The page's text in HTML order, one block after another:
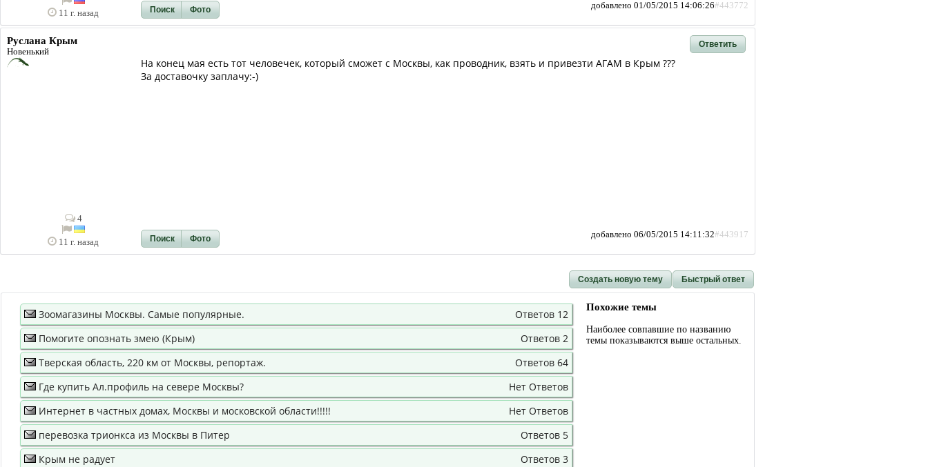
11 г. назад Поиск Фото добавлено 01/05/2015 14:06:26#443772
Руслана Крым
Новенький
4
11 г. назад
Ответить
На конец мая есть тот человечек, который сможет с Москвы, как проводник, взять и привезти АГАМ в Крым ???
За доставочку заплачу:-)
Поиск Фото добавлено 06/05/2015 14:11:32#443917
Создать новую тему Быстрый ответ
Зоомагазины Москвы. Самые популярные.
Ответов 12
Помогите опознать змею (Крым)
Ответов 2
Тверская область, 220 км от Москвы, репортаж.
Ответов 64
Где купить Ал.профиль на севере Москвы?
Нет Ответов
Интернет в частных домах, Москвы и московской области!!!!!
Нет Ответов
перевозка трионкса из Москвы в Питер
Ответов 5
Крым не радует
Ответов 3
Похожие темы
Наиболее совпавшие по названию
темы показываются выше остальных.